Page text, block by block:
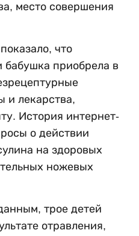
место совершения
что
бабушка приобрела в
и лекарства,
История интернет-
о действии
на здоровых
ножевых
трое детей
отравления,